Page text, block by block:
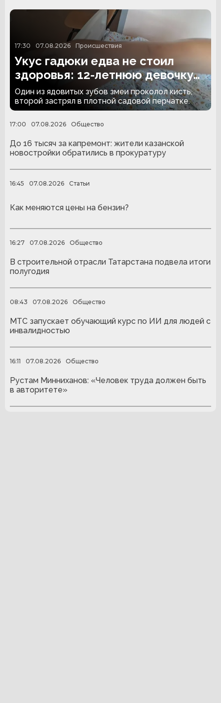
17:30 07.08.2026 Происшествия
Укус гадюки едва не стоил
здоровья: 12-летнюю девочку
спасли врачи КДМЦ
Один из ядовитых зубов змеи проколол кисть,
второй застрял в плотной садовой перчатке.
17:00 07.08.2026 Общество
До 16 тысяч за капремонт: жители казанской
новостройки обратились в прокуратуру
16:45 07.08.2026 Статьи
Как меняются цены на бензин?
16:27 07.08.2026 Общество
В строительной отрасли Татарстана подвела итоги
полугодия
08:43 07.08.2026 Общество
МТС запускает обучающий курс по ИИ для людей с
инвалидностью
16:11 07.08.2026 Общество
Рустам Минниханов: «Человек труда должен быть
в авторитете»